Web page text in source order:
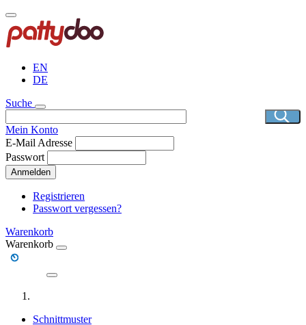
Direkt
zum
Inhalt
EN
DE
Suche
Mein Konto
E-Mail Adresse
Passwort
Anmelden
Registrieren
Passwort vergessen?
Warenkorb
Warenkorb
Schnittmuster